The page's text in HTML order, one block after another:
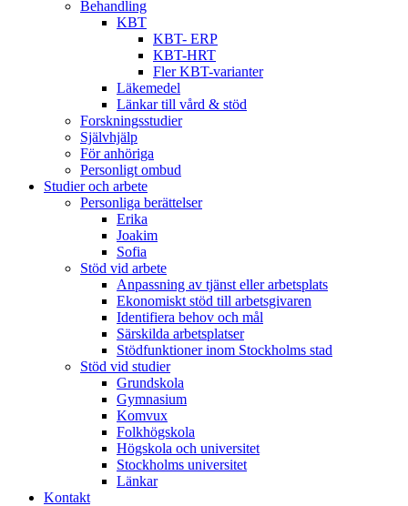
Behandling
KBT
KBT- ERP
KBT-HRT
Fler KBT-varianter
Läkemedel
Länkar till vård & stöd
Forskningsstudier
Självhjälp
För anhöriga
Personligt ombud
Studier och arbete
Personliga berättelser
Erika
Joakim
Sofia
Stöd vid arbete
Anpassning av tjänst eller arbetsplats
Ekonomiskt stöd till arbetsgivaren
Identifiera behov och mål
Särskilda arbetsplatser
Stödfunktioner inom Stockholms stad
Stöd vid studier
Grundskola
Gymnasium
Komvux
Folkhögskola
Högskola och universitet
Stockholms universitet
Länkar
Kontakt